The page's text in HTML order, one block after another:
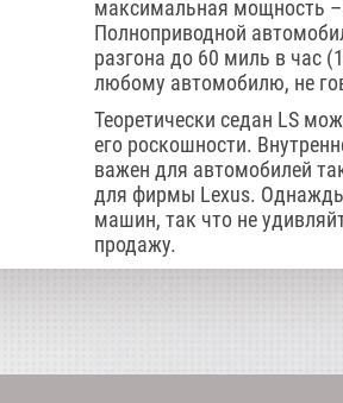
максимальная мощность
Полноприводной
разгона до 60 миль в час
любому автомобилю, не
Теоретически седан LS
его роскошности.
важен для автомобилей
для фирмы Lexus. Однажды
машин, так что не
продажу.